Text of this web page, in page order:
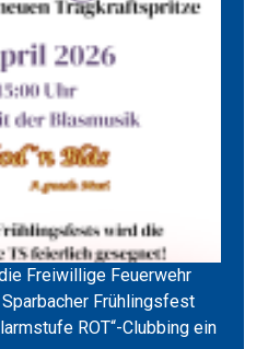
Freiwillige Feuerwehr
Frühlingsfest
ROT“-Clubbing ein